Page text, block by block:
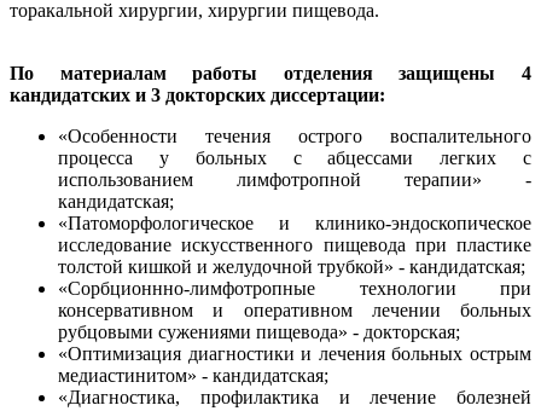
торакальной хирургии, хирургии пищевода.
По материалам работы отделения защищены 4
кандидатских и 3 докторских диссертации:
«Особенности течения острого воспалительного
процесса у больных с абцессами легких с
использованием лимфотропной терапии» -
кандидатская;
«Патоморфологическое и клинико-эндоскопическое
исследование искусственного пищевода при пластике
толстой кишкой и желудочной трубкой» - кандидатская;
«Сорбционнно-лимфотропные технологии при
консервативном и оперативном лечении больных
рубцовыми сужениями пищевода» - докторская;
«Оптимизация диагностики и лечения больных острым
медиастинитом» - кандидатская;
«Диагностика, профилактика и лечение болезней